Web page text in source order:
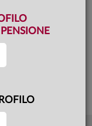
consultare il prospetto e